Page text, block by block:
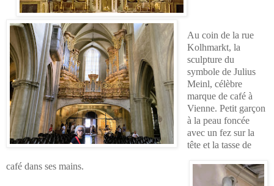
Au coin de la rue
Kolhmarkt, la
sculpture du
symbole de Julius
Meinl, célèbre
marque de café à
Vienne. Petit garçon
à la peau foncée
avec un fez sur la
tête et la tasse de
café dans ses mains.